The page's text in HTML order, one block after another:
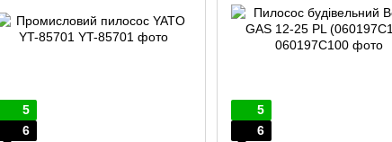
5
6
5
6